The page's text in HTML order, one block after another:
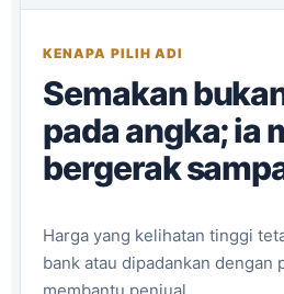
KENAPA PILIH ADI
Semakan
pada angka; ia
bergerak
Harga yang kelihatan tinggi
bank atau dipadankan dengan
membantu penjual.